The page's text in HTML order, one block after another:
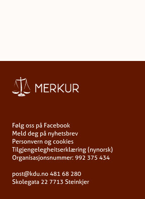
Følg oss på Facebook
Meld deg på nyhetsbrev
Personvern og cookies
Tilgjengelegheitserklæring (nynorsk)
Organisasjonsnummer: 992 375 434
post@kdu.no481 68 280
Skolegata 22 7713 Steinkjer